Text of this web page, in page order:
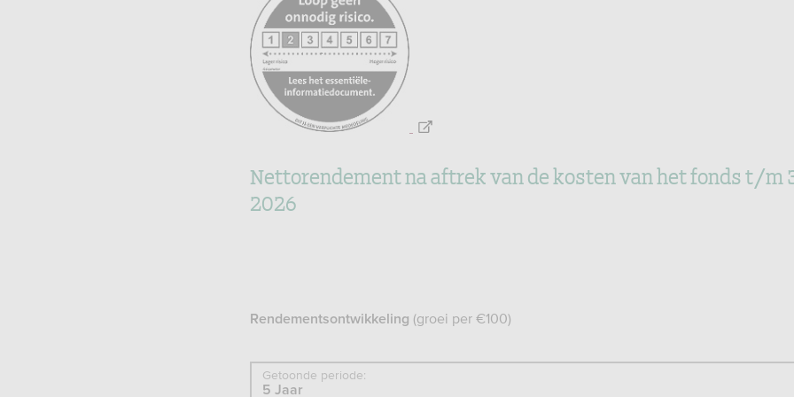
nl/sector/themas/dienstverlening-
aan-
consumenten/informatieverstrekking/essentiele-
informatiedocument-
eid
Nettorendement na aftrek van de kosten van het fonds t/m
2026
Rendementsontwikkeling (groei per €100)
Getoonde periode: